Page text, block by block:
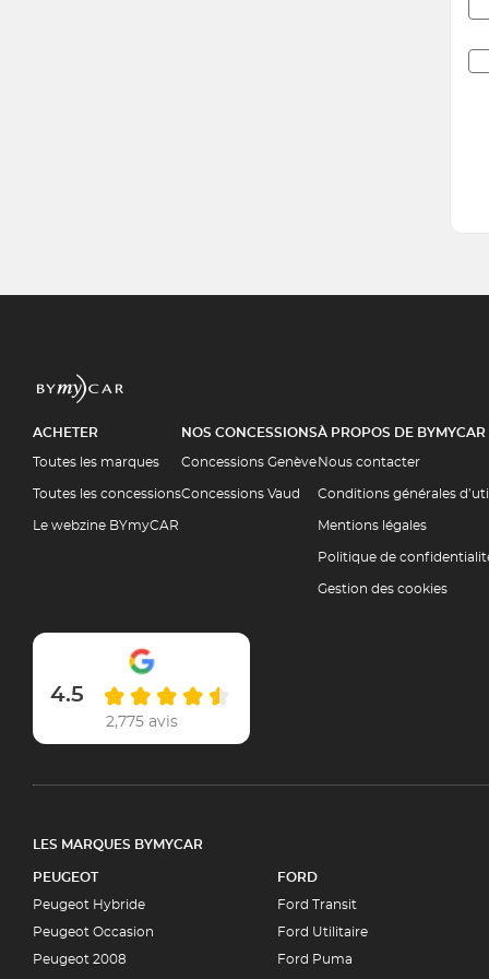
ACHETER
Toutes les marques
Toutes les concessions
Le webzine BYmyCAR
NOS CONCESSIONS
Concessions Genève
Concessions Vaud
À PROPOS DE BYMYCAR
Nous contacter
Conditions générales
Mentions légales
Politique de
Gestion des cookies
4.5
2,775 avis
LES MARQUES BYMYCAR
PEUGEOT
Peugeot Hybride
Peugeot Occasion
Peugeot 2008
FORD
Ford Transit
Ford Utilitaire
Ford Puma